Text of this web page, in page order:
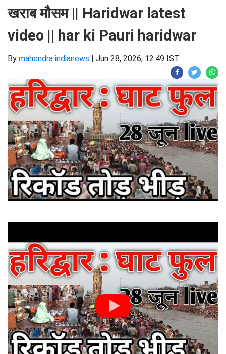
खराब मौसम || Haridwar latest
video || har ki Pauri haridwar
By mahendra indianews | Jun 28, 2026, 12:49 IST